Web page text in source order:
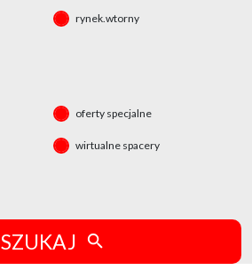
rynek.wtorny
oferty specjalne
wirtualne spacery
SZUKAJ